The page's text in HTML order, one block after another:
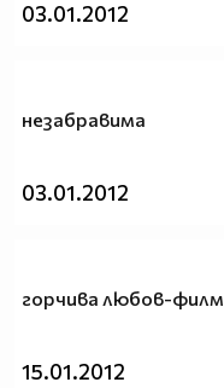
03.01.2012
незабравима
03.01.2012
горчива любов-филм
15.01.2012